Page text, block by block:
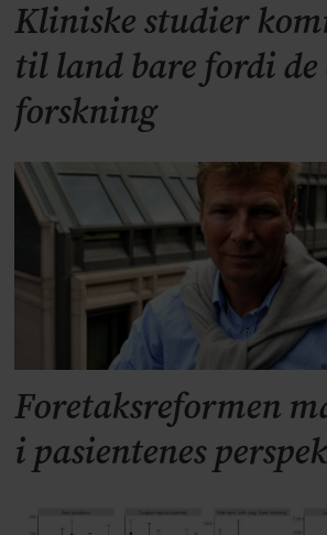
Kliniske studier
til land bare fordi de
forskning
Foretaksreformen
i pasientenes